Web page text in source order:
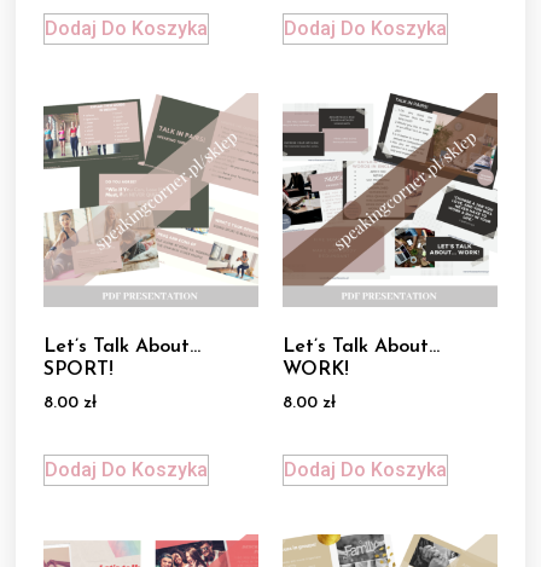
Dodaj Do Koszyka Dodaj Do Koszyka
Let’s Talk About…
SPORT!
8.00 zł
Dodaj Do Koszyka
Let’s Talk About…
WORK!
8.00 zł
Dodaj Do Koszyka